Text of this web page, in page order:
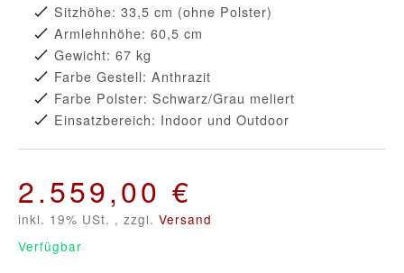
Sitzhöhe: 33,5 cm (ohne Polster)
Armlehnhöhe: 60,5 cm
Gewicht: 67 kg
Farbe Gestell: Anthrazit
Farbe Polster: Schwarz/Grau meliert
Einsatzbereich: Indoor und Outdoor
2.559,00 €
inkl. 19% USt. , zzgl. Versand
Verfügbar